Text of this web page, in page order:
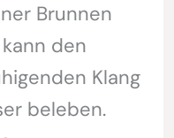
Brunnen
den
Klang
beleben.